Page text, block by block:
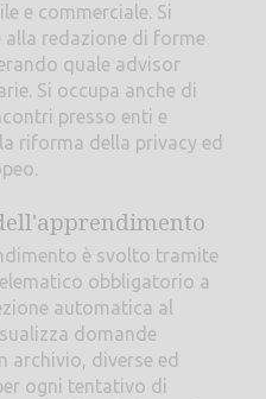
e commerciale. Si
redazione di forme
quale advisor
Si occupa anche di
presso enti e
riforma della privacy ed
è svolto tramite
obbligatorio a
automatica al
domande
archivio, diverse ed
ogni tentativo di